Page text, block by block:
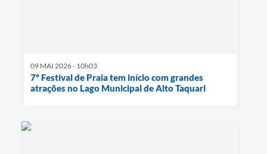
09 MAI 2026 - 10h03
7º Festival de Praia tem início com grandes
atrações no Lago Municipal de Alto Taquari